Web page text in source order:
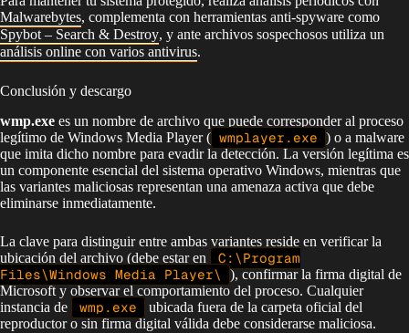
Malwarebytes, complementa con herramientas anti-spyware como
Spybot – Search & Destroy, y ante archivos sospechosos utiliza un
análisis online con varios antivirus.
Conclusión y descargo
wmp.exe es un nombre de archivo que puede corresponder al proceso
legítimo de Windows Media Player ( wmplayer.exe ) o a malware
que imita dicho nombre para evadir la detección. La versión legítima es
un componente esencial del sistema operativo Windows, mientras que
las variantes maliciosas representan una amenaza activa que debe
eliminarse inmediatamente.
La clave para distinguir entre ambas variantes reside en verificar la
ubicación del archivo (debe estar en
C:\Program
Files\Windows Media Player\
), confirmar la firma digital de
Microsoft y observar el comportamiento del proceso. Cualquier
instancia de
wmp.exe
ubicada fuera de la carpeta oficial del
reproductor o sin firma digital válida debe considerarse maliciosa.